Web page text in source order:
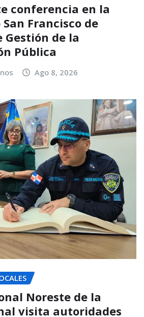
conferencia en la
San Francisco de
Gestión de la
Pública
Ago 8, 2026
Noreste de la
visita autoridades